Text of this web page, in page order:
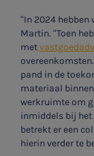
Zonder
Typ
Meest
“In 2024
Martin. “Toen
met
pand in de
materiaal
werkruimte om
inmiddels bij het
betrekt er een
hierin verder te